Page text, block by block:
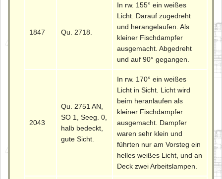
1847 Qu. 2718.
In rw. 155° ein weißes
Licht. Darauf zugedreht
und herangelaufen. Als
kleiner Fischdampfer
ausgemacht. Abgedreht
und auf 90° gegangen.
2043
Qu. 2751 AN,
SO 1, Seeg. 0,
halb bedeckt,
gute Sicht.
In rw. 170° ein weißes
Licht in Sicht. Licht wird
beim heranlaufen als
kleiner Fischdampfer
ausgemacht. Dampfer
waren sehr klein und
führten nur am Vorsteg ein
helles weißes Licht, und an
Deck zwei Arbeitslampen.